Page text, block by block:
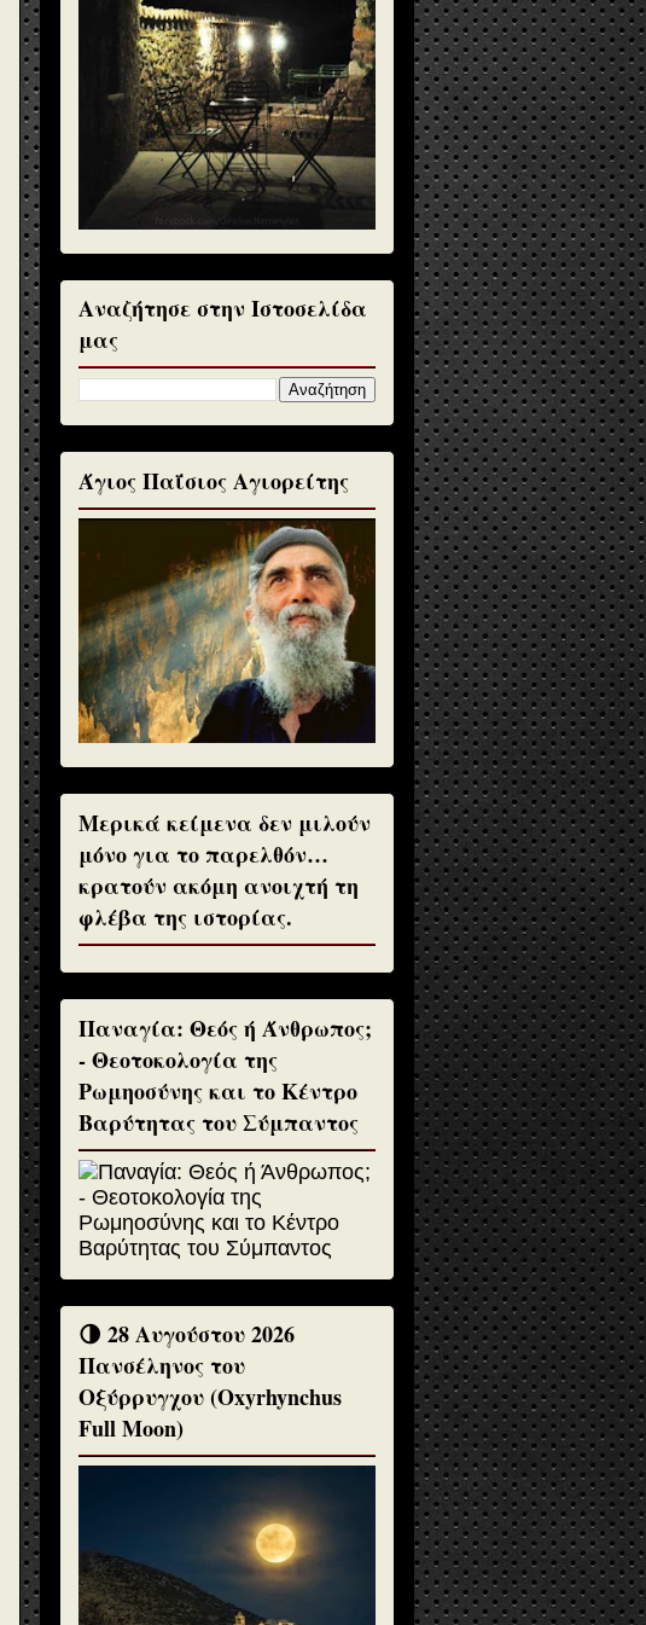
Αναζήτησε στην Ιστοσελίδα
μας
Άγιος Παΐσιος Αγιορείτης
Μερικά κείμενα δεν μιλούν
μόνο για το παρελθόν…
κρατούν ακόμη ανοιχτή τη
φλέβα της ιστορίας.
Παναγία: Θεός ή Άνθρωπος;
- Θεοτοκολογία της
Ρωμηοσύνης και το Κέντρο
Βαρύτητας του Σύμπαντος
🌗 28 Αυγούστου 2026
Πανσέληνος του
Οξύρρυγχου (Oxyrhynchus
Full Moon)